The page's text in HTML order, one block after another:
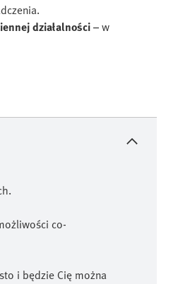
działalności– w
co-
i będzie Cię można